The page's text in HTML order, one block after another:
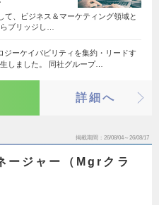
、ビジネス＆マーケティング領域と
ブリッジし…
ジーケイパビリティを集約・リードす
しました。 同社グループ…
詳細へ
掲載期間 26/08/04～26/08/17
ージャー（Mgrクラ